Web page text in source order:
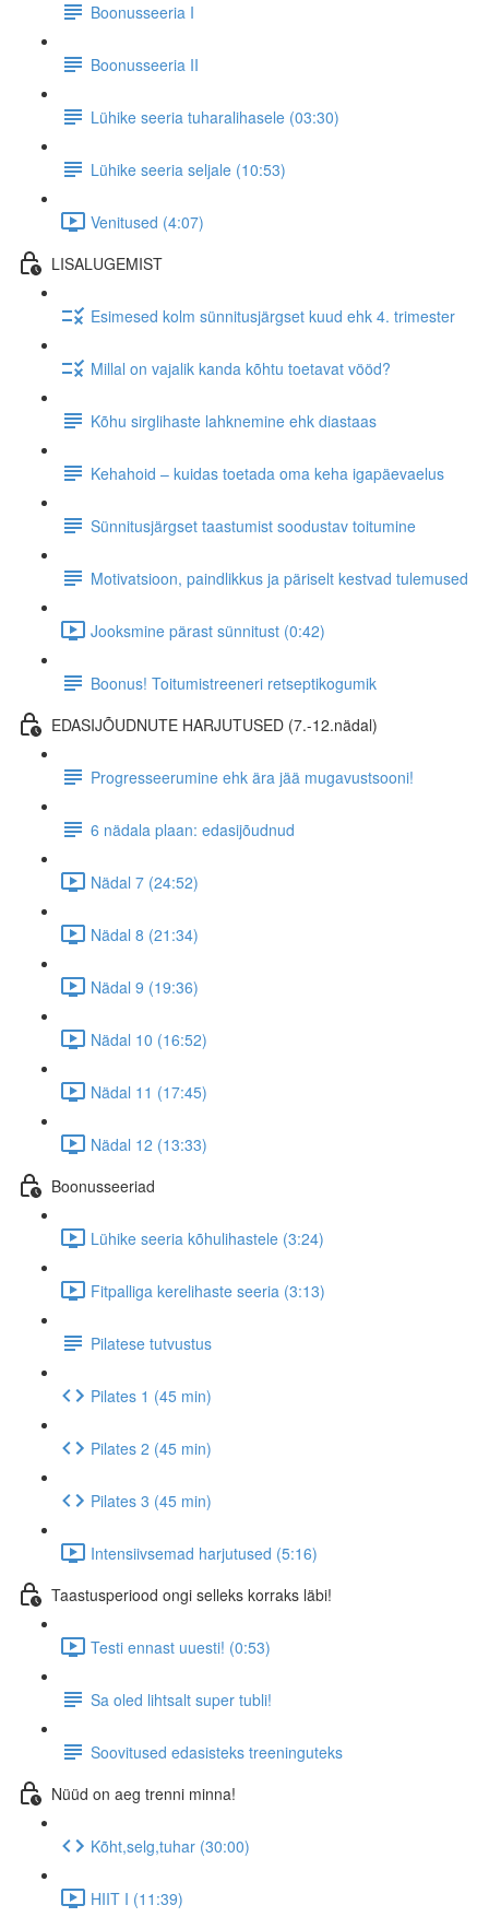
Boonusseeria I
Boonusseeria II
Lühike seeria tuharalihasele (03:30)
Lühike seeria seljale (10:53)
Venitused (4:07)
LISALUGEMIST
Esimesed kolm sünnitusjärgset kuud ehk 4. trimester
Millal on vajalik kanda kõhtu toetavat vööd?
Kõhu sirglihaste lahknemine ehk diastaas
Kehahoid – kuidas toetada oma keha igapäevaelus
Sünnitusjärgset taastumist soodustav toitumine
Motivatsioon, paindlikkus ja päriselt kestvad tulemused
Jooksmine pärast sünnitust (0:42)
Boonus! Toitumistreeneri retseptikogumik
EDASIJÕUDNUTE HARJUTUSED (7.-12.nädal)
Progresseerumine ehk ära jää mugavustsooni!
6 nädala plaan: edasijõudnud
Nädal 7 (24:52)
Nädal 8 (21:34)
Nädal 9 (19:36)
Nädal 10 (16:52)
Nädal 11 (17:45)
Nädal 12 (13:33)
Boonusseeriad
Lühike seeria kõhulihastele (3:24)
Fitpalliga kerelihaste seeria (3:13)
Pilatese tutvustus
Pilates 1 (45 min)
Pilates 2 (45 min)
Pilates 3 (45 min)
Intensiivsemad harjutused (5:16)
Taastusperiood ongi selleks korraks läbi!
Testi ennast uuesti! (0:53)
Sa oled lihtsalt super tubli!
Soovitused edasisteks treeninguteks
Nüüd on aeg trenni minna!
Kõht,selg,tuhar (30:00)
HIIT I (11:39)